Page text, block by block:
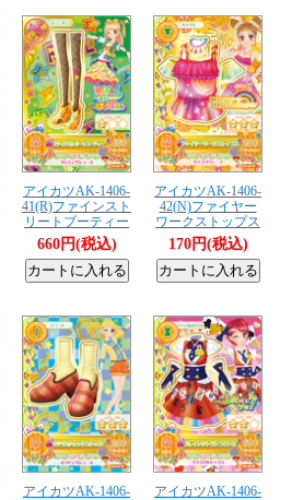
アイカツAK-1406-
41(R)ファインスト
リートブーティー
660円(税込)
アイカツAK-1406-
42(N)ファイヤー
ワークストップス
170円(税込)
アイカツAK-1406-
アイカツAK-1406-